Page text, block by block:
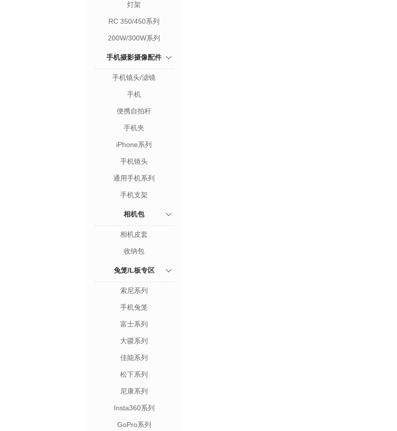
灯架
RC 350/450系列
200W/300W系列
手机摄影摄像配件
手机镜头/滤镜
手机
便携自拍杆
手机夹
iPhone系列
手机镜头
通用手机系列
手机支架
相机包
相机皮套
收纳包
兔笼/L板专区
索尼系列
手机兔笼
富士系列
大疆系列
佳能系列
松下系列
尼康系列
Insta360系列
GoPro系列